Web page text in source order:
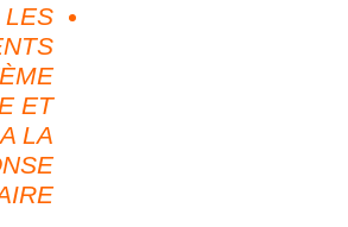
LES
ET
LA